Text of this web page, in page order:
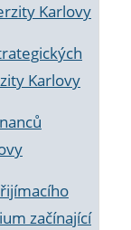
Karlovy
Karlovy
začínající